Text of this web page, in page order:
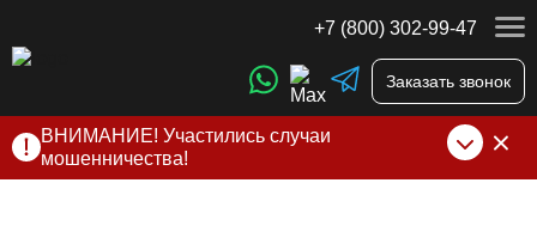
+7 (800) 302-99-47
Заказать звонок
ВНИМАНИЕ! Участились случаи
мошенничества!